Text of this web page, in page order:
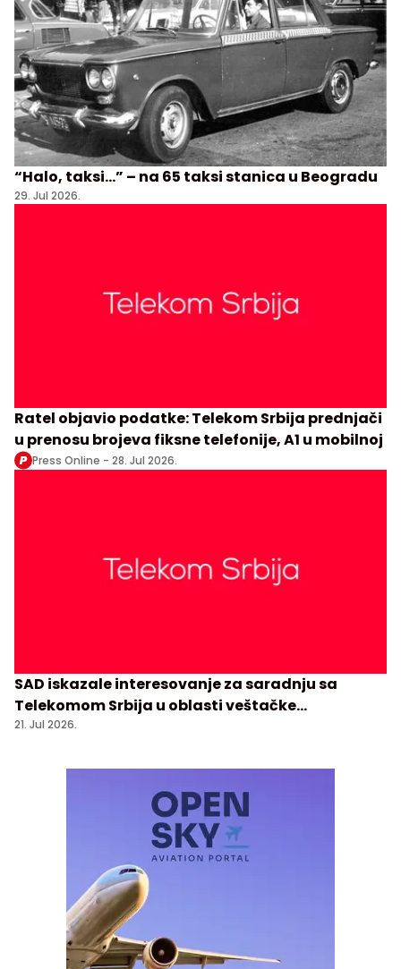
“Halo, taksi…” – na 65 taksi stanica u Beogradu
29. Jul 2026.
Ratel objavio podatke: Telekom Srbija prednjači
u prenosu brojeva fiksne telefonije, A1 u mobilnoj
Press Online - 28. Jul 2026.
SAD iskazale interesovanje za saradnju sa
Telekomom Srbija u oblasti veštačke
inteligencije
21. Jul 2026.